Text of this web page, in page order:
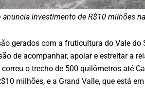
investimento de R$10 milhões
gerados com a fruticultura do Vale
de acompanhar, apoiar e estreitar a
correu o trecho de 500 quilômetros até
milhões, e a Grand Valle, que está